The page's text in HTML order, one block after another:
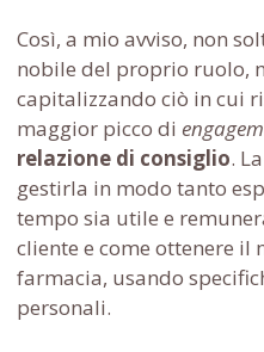
Così, a mio avviso, non
nobile del proprio ruolo,
capitalizzando ciò in cui
maggior picco di
relazione di consiglio.
gestirla in modo tanto
tempo sia utile e
cliente e come ottenere il
farmacia, usando
personali.